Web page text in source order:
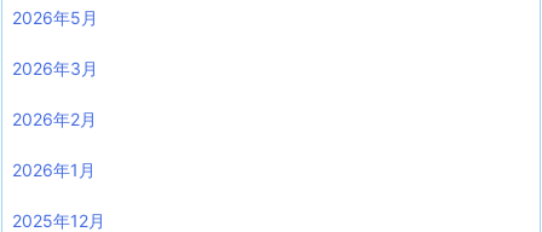
2026年5月
2026年3月
2026年2月
2026年1月
2025年12月